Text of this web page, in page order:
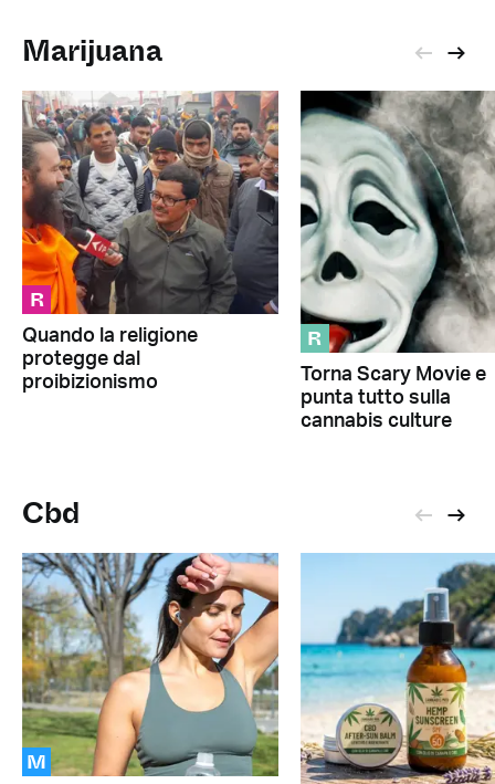
Marijuana
R
Quando la religione
protegge dal
proibizionismo
R
Torna Scary Movie e
punta tutto sulla
cannabis culture
Cbd
M